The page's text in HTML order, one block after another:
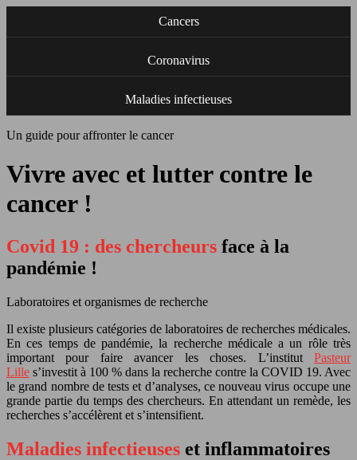
Cancers
Coronavirus
Maladies infectieuses
Un guide pour affronter le cancer
Vivre avec et lutter contre le
cancer !
Covid 19 : des chercheurs face à la
pandémie !
Laboratoires et organismes de recherche
Il existe plusieurs catégories de laboratoires de recherches médicales.
En ces temps de pandémie, la recherche médicale a un rôle très
important pour faire avancer les choses. L’institut Pasteur
Lille s’investit à 100 % dans la recherche contre la COVID 19. Avec
le grand nombre de tests et d’analyses, ce nouveau virus occupe une
grande partie du temps des chercheurs. En attendant un remède, les
recherches s’accélèrent et s’intensifient.
Maladies infectieuses et inflammatoires